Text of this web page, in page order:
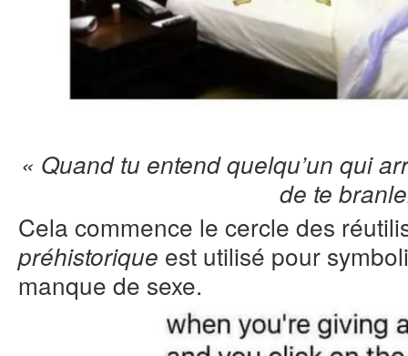
« Quand tu entend quelqu’un qui
de te
Cela commence le cercle des
préhistorique est utilisé pour
manque de sexe.